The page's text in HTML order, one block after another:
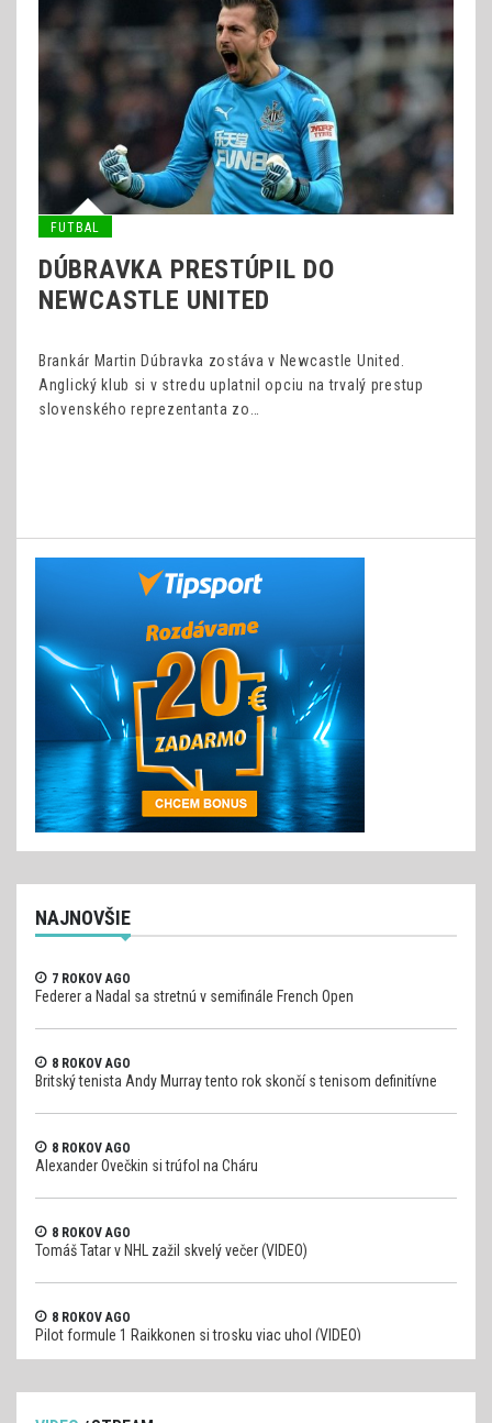
FUTBAL
DÚBRAVKA PRESTÚPIL DO
NEWCASTLE UNITED
Brankár Martin Dúbravka zostáva v Newcastle United.
Anglický klub si v stredu uplatnil opciu na trvalý prestup
slovenského reprezentanta zo…
NAJNOVŠIE
7 ROKOV AGO
Federer a Nadal sa stretnú v semifinále French Open
8 ROKOV AGO
Britský tenista Andy Murray tento rok skončí s tenisom definitívne
8 ROKOV AGO
Alexander Ovečkin si trúfol na Cháru
8 ROKOV AGO
Tomáš Tatar v NHL zažil skvelý večer (VIDEO)
8 ROKOV AGO
Pilot formule 1 Raikkonen si trosku viac uhol (VIDEO)